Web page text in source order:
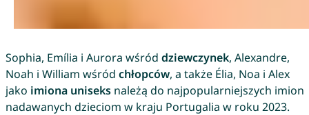
Sophia, Emília i Aurora wśród dziewczynek, Alexandre,
Noah i William wśród chłopców, a także Élia, Noa i Alex
jako imiona uniseksnależą do najpopularniejszych imion
nadawanych dzieciom w kraju Portugalia w roku 2023.